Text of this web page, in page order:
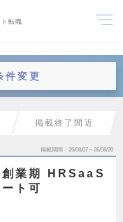
転職
件変更
掲載終了間近
掲載期間 26/08/07～26/08/20
業期 HRSaaS
ト可